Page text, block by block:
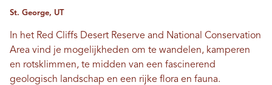
St. George, UT
In het Red Cliffs Desert Reserve and National Conservation
Area vind je mogelijkheden om te wandelen, kamperen
en rotsklimmen, te midden van een fascinerend
geologisch landschap en een rijke flora en fauna.